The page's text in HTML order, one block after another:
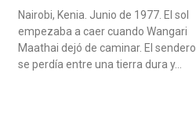
Nairobi, Kenia. Junio de 1977. El sol
empezaba a caer cuando Wangari
Maathai dejó de caminar. El sendero
se perdía entre una tierra dura y…